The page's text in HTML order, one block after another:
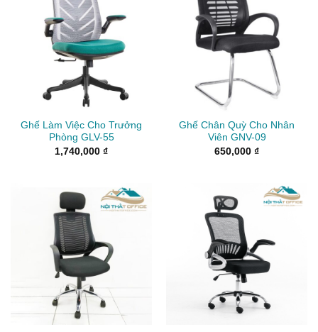
Ghế Làm Việc Cho Trưởng
Phòng GLV-55
1,740,000 ₫
Ghế Chân Quỳ Cho Nhân
Viên GNV-09
650,000 ₫